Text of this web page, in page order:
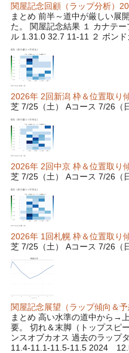
関屋記念回顧（ラップ分析）
まとめ 前半～道中が厳しい展
た。 関屋記念結果 １ カナテ
ル 1.31.0 32.7 11-11 ２ ボン
2026年 2回新潟 枠＆位置取り
芝 7/25（土） Aコース 7/26（
2026年 2回中京 枠＆位置取り
芝 7/25（土） Aコース 7/26（
2026年 1回札幌 枠＆位置取り
芝 7/25（土） Aコース 7/26（
関屋記念展望（ラップ傾向＆
まとめ 高い水準の道中から→
要。 切れ＆末脚（トップスピ
ンスオブカオス 過去のラッ
11.4-11.1-11.5-11.5 2024